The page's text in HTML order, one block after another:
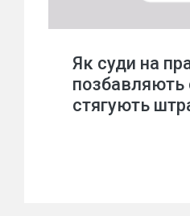
Як суди на
позбавляють
стягують